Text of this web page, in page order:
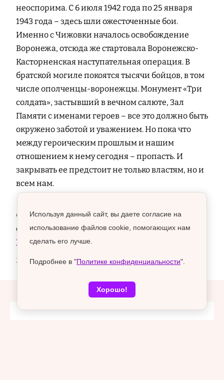
неоспорима. С 6 июля 1942 года по 25 января
1943 года – здесь шли ожесточенные бои.
Именно с Чижовки началось освобождение
Воронежа, отсюда же стартовала Воронежско-
Касторненская наступательная операция. В
братской могиле покоятся тысячи бойцов, в том
числе ополченцы-воронежцы. Монумент «Три
солдата», застывший в вечном салюте, Зал
Памяти с именами героев – все это должно быть
окружено заботой и уважением. Но пока что
между героическим прошлым и нашим
отношением к нему сегодня – пропасть. И
закрывать ее предстоит не только властям, но и
всем нам.
Следите за самым интересным в Воронеже и
области! Подписывайтесь на «VRN Град» в
Telegram.
12+
Используя данный сайт, вы даете согласие на
использование файлов cookie, помогающих нам
сделать его лучше.
Подробнее в "Политике конфиденциальности".
Хорошо!